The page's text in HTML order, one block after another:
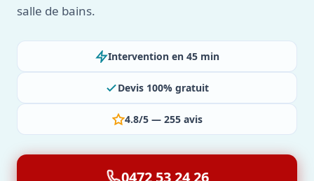
salle de bains.
Intervention en 45 min
Devis 100% gratuit
4.8/5 — 255 avis
0472 53 24 26